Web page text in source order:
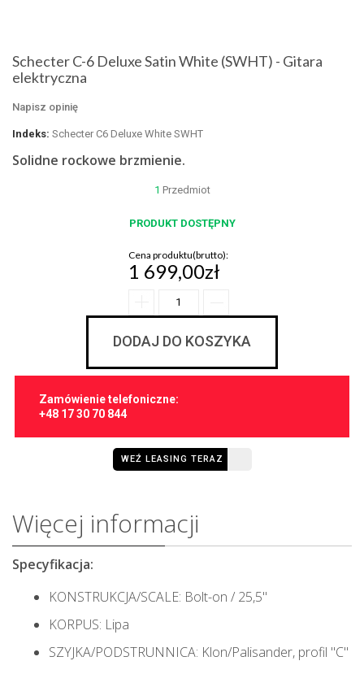
Schecter C-6 Deluxe Satin White (SWHT) - Gitara
elektryczna
Napisz opinię
Indeks: Schecter C6 Deluxe White SWHT
Solidne rockowe brzmienie.
1 Przedmiot
PRODUKT DOSTĘPNY
Cena produktu(brutto):
1 699,00zł
DODAJ DO KOSZYKA
Zamówienie telefoniczne:
+48 17 30 70 844
WEŹ LEASING TERAZ
Więcej informacji
Specyfikacja:
KONSTRUKCJA/SCALE: Bolt-on / 25,5"
KORPUS: Lipa
SZYJKA/PODSTRUNNICA: Klon/Palisander, profil "C"